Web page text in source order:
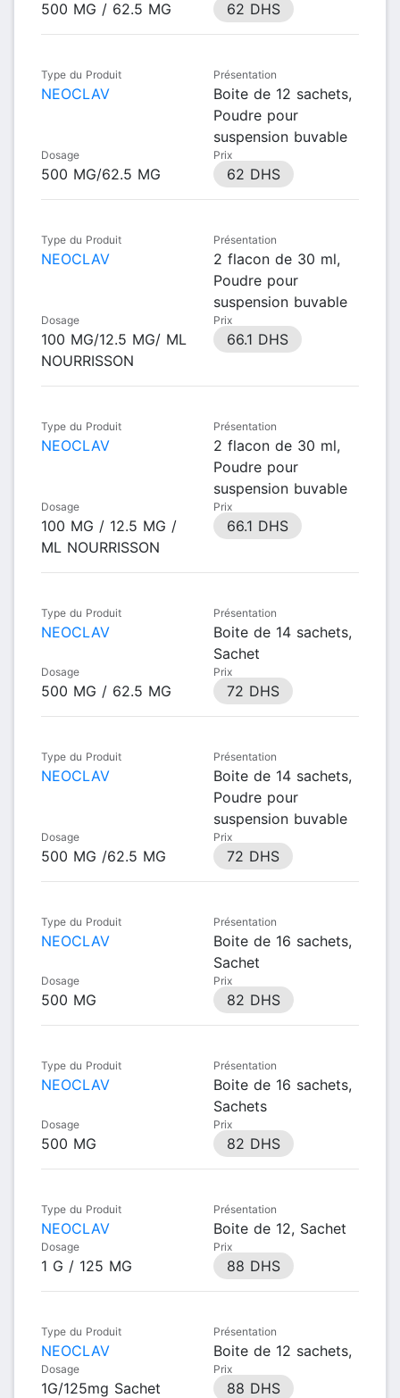
500 MG / 62.5 MG 62 DHS
Type du Produit
NEOCLAV
Présentation
Boite de 12 sachets,
Poudre pour
suspension buvable
Dosage
500 MG/62.5 MG
Prix
62 DHS
Type du Produit
NEOCLAV
Présentation
2 flacon de 30 ml,
Poudre pour
suspension buvable
Dosage
100 MG/12.5 MG/ ML
NOURRISSON
Prix
66.1 DHS
Type du Produit
NEOCLAV
Présentation
2 flacon de 30 ml,
Poudre pour
suspension buvable
Dosage
100 MG / 12.5 MG /
ML NOURRISSON
Prix
66.1 DHS
Type du Produit
NEOCLAV
Présentation
Boite de 14 sachets,
Sachet
Dosage
500 MG / 62.5 MG
Prix
72 DHS
Type du Produit
NEOCLAV
Présentation
Boite de 14 sachets,
Poudre pour
suspension buvable
Dosage
500 MG /62.5 MG
Prix
72 DHS
Type du Produit
NEOCLAV
Présentation
Boite de 16 sachets,
Sachet
Dosage
500 MG
Prix
82 DHS
Type du Produit
NEOCLAV
Présentation
Boite de 16 sachets,
Sachets
Dosage
500 MG
Prix
82 DHS
Type du Produit
NEOCLAV
Présentation
Boite de 12, Sachet
Dosage
1 G / 125 MG
Prix
88 DHS
Type du Produit
NEOCLAV
Présentation
Boite de 12 sachets,
Dosage
1G/125mg Sachet
Prix
88 DHS